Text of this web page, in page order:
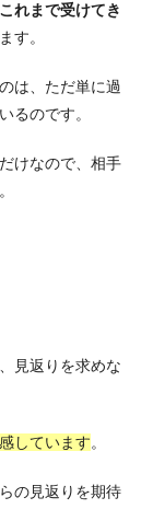
れまで受けてき
す。
は、ただ単に過
るのです。
けなので、相手
見返りを求めな
しています。
の見返りを期待